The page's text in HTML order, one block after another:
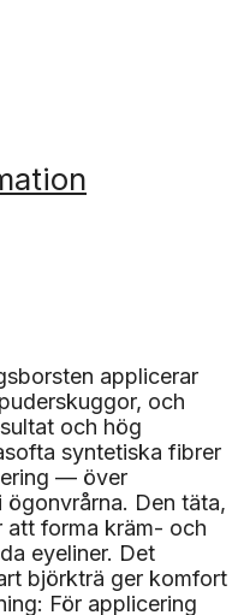
applicerar
och
och hög
syntetiska fibrer
— över
Den täta,
att forma kräm- och
eyeliner. Det
björkträ ger komfort
För applicering